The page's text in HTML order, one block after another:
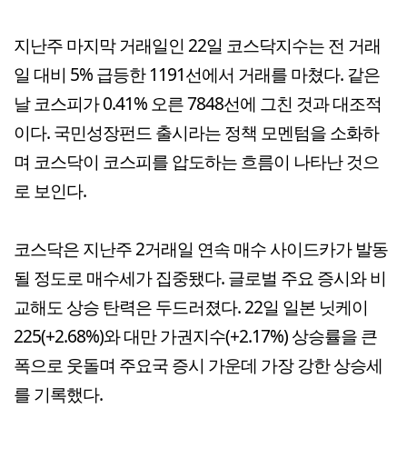
지난주 마지막 거래일인 22일 코스닥지수는 전 거래
일 대비 5% 급등한 1191선에서 거래를 마쳤다. 같은
날 코스피가 0.41% 오른 7848선에 그친 것과 대조적
이다. 국민성장펀드 출시라는 정책 모멘텀을 소화하
며 코스닥이 코스피를 압도하는 흐름이 나타난 것으
로 보인다.
코스닥은 지난주 2거래일 연속 매수 사이드카가 발동
될 정도로 매수세가 집중됐다. 글로벌 주요 증시와 비
교해도 상승 탄력은 두드러졌다. 22일 일본 닛케이
225(+2.68%)와 대만 가권지수(+2.17%) 상승률을 큰
폭으로 웃돌며 주요국 증시 가운데 가장 강한 상승세
를 기록했다.